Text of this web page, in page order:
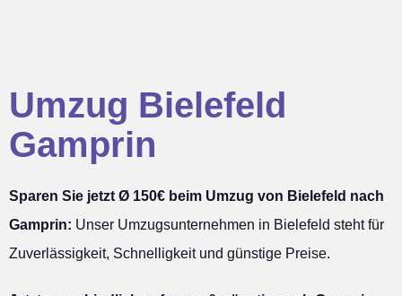
Umzug Bielefeld
Gamprin
Sparen Sie jetzt Ø 150€ beim Umzug von Bielefeld nach
Gamprin: Unser Umzugsunternehmen in Bielefeld steht für
Zuverlässigkeit, Schnelligkeit und günstige Preise.